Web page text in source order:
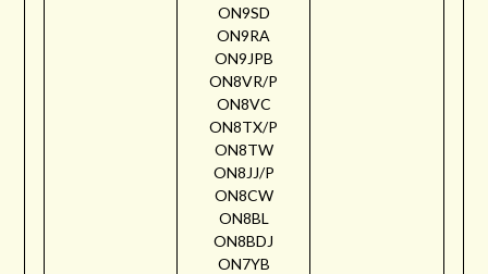
ON9SD
ON9RA
ON9JPB
ON8VR/P
ON8VC
ON8TX/P
ON8TW
ON8JJ/P
ON8CW
ON8BL
ON8BDJ
ON7YB